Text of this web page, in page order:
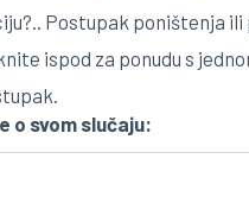
Postupak poništenja ili
ispod za ponudu s
o svom slučaju: